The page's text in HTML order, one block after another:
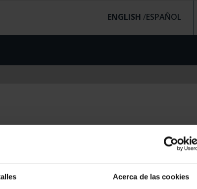
Acerca de las cookies
ENGLISH /